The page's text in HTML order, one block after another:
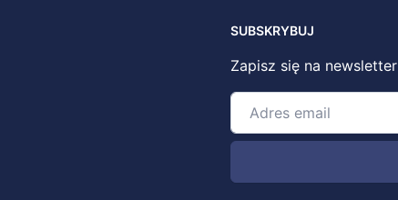
SUBSKRYBUJ
Zapisz się na newsletter